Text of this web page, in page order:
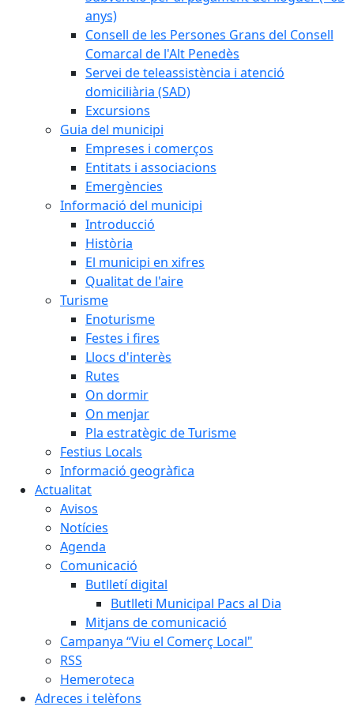
anys)
Consell de les Persones Grans del Consell
Comarcal de l'Alt Penedès
Servei de teleassistència i atenció
domiciliària (SAD)
Excursions
Guia del municipi
Empreses i comerços
Entitats i associacions
Emergències
Informació del municipi
Introducció
Història
El municipi en xifres
Qualitat de l'aire
Turisme
Enoturisme
Festes i fires
Llocs d'interès
Rutes
On dormir
On menjar
Pla estratègic de Turisme
Festius Locals
Informació geogràfica
Actualitat
Avisos
Notícies
Agenda
Comunicació
Butlletí digital
Butlleti Municipal Pacs al Dia
Mitjans de comunicació
Campanya “Viu el Comerç Local"
RSS
Hemeroteca
Adreces i telèfons